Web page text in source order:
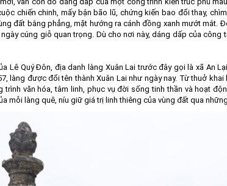
chiến chinh, mấy bận bão lũ, chứng kiến bao đổi thay,
đất bằng phẳng, mặt hướng ra cánh đồng xanh mướt mắt.
cúng giỗ quan trọng. Dù cho nơi này, dáng dấp của công
Lê Quý Đôn, địa danh làng Xuân Lai trước đây gọi là xã An
làng được đổi tên thành Xuân Lai như ngày nay. Từ thuở
văn hóa, tâm linh, phục vụ đời sống tinh thần và hoạt
mỗi làng quê, níu giữ giá trị linh thiêng của vùng đất qua